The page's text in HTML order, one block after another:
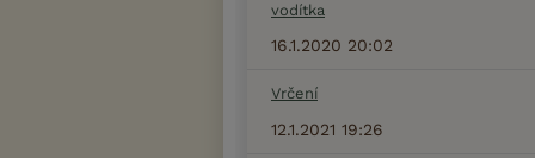
vodítka
16.1.2020 20:02
Vrčení
12.1.2021 19:26